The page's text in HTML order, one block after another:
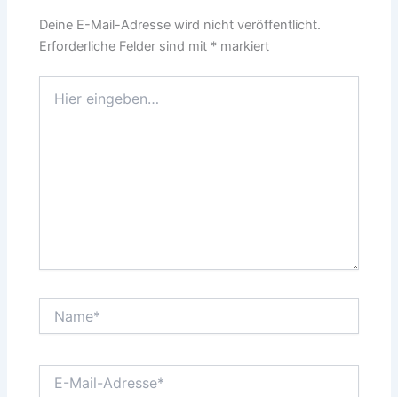
Deine E-Mail-Adresse wird nicht veröffentlicht.
Erforderliche Felder sind mit * markiert
eingeben…
Mail-